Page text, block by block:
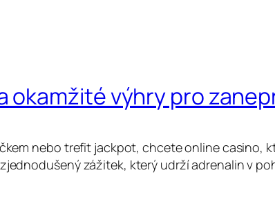
okamžité výhry pro
nebo trefit jackpot, chcete online casino,
zážitek, který udrží adrenalin v